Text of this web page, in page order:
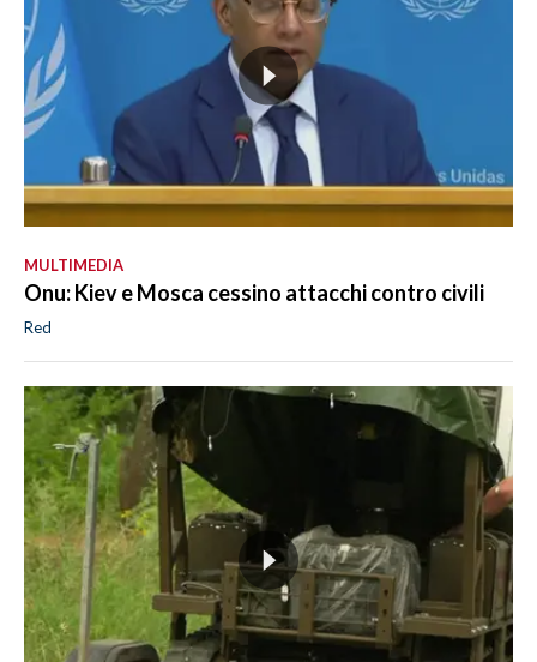
MULTIMEDIA
Onu: Kiev e Mosca cessino attacchi contro civili
Red